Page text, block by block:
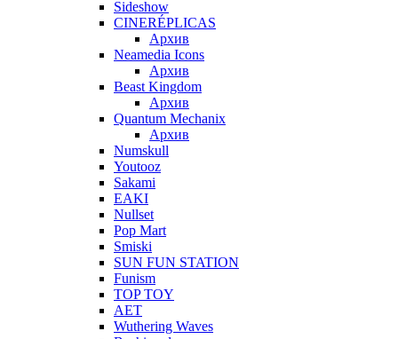
Sideshow
CINERÉPLICAS
Архив
Neamedia Icons
Архив
Beast Kingdom
Архив
Quantum Mechanix
Архив
Numskull
Youtooz
Sakami
EAKI
Nullset
Pop Mart
Smiski
SUN FUN STATION
Funism
TOP TOY
AET
Wuthering Waves